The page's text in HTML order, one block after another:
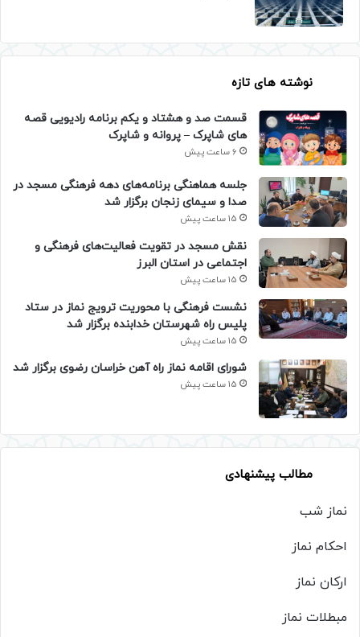
نوشته های تازه
قسمت صد و هشتاد و یکم برنامه رادیویی قصه
های شاپرک – پروانه و شاپرک
6 ساعت پیش
جلسه هماهنگی برنامه‌های دهه فرهنگی مسجد در
صدا و سیمای زنجان برگزار شد
15 ساعت پیش
نقش مسجد در تقویت فعالیت‌های فرهنگی و
اجتماعی در استان البرز
15 ساعت پیش
نشست فرهنگی با محوریت ترویج نماز در ستاد
پلیس راه شهرستان خدابنده برگزار شد
15 ساعت پیش
شورای اقامه نماز راه آهن خراسان رضوی برگزار شد
15 ساعت پیش
مطالب پیشنهادی
نماز شب
احکام نماز
ارکان نماز
مبطلات نماز